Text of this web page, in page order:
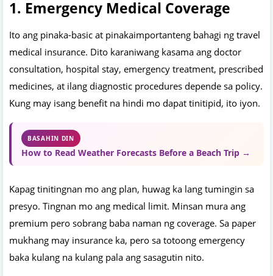
1. Emergency Medical Coverage
Ito ang pinaka-basic at pinakaimportanteng bahagi ng travel
medical insurance. Dito karaniwang kasama ang doctor
consultation, hospital stay, emergency treatment, prescribed
medicines, at ilang diagnostic procedures depende sa policy.
Kung may isang benefit na hindi mo dapat tinitipid, ito iyon.
BASAHIN DIN
How to Read Weather Forecasts Before a Beach Trip →
Kapag tinitingnan mo ang plan, huwag ka lang tumingin sa
presyo. Tingnan mo ang medical limit. Minsan mura ang
premium pero sobrang baba naman ng coverage. Sa paper
mukhang may insurance ka, pero sa totoong emergency
baka kulang na kulang pala ang sasagutin nito.